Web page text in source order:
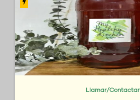
Llamar/Contactar